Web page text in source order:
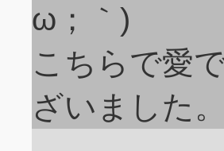
ω；｀)
こちらで愛
ざいました。